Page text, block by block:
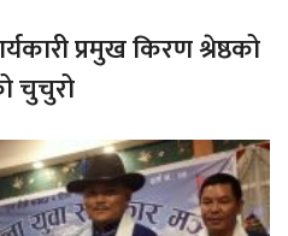
प्रमुख किरण श्रेष्ठको
चुचुरो